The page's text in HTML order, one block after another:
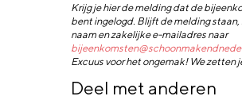
Krijg je hier de melding dat de
bent ingelogd. Blijft de melding
naam en zakelijke e-mailadres naar
Excuus voor het ongemak! We zetten
Deel met anderen